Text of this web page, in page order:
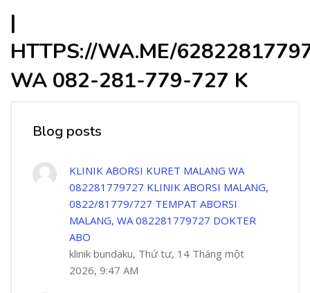
|
HTTPS://WA.ME/
WA 082-281-779-727 K
Blog posts
KLINIK ABORSI KURET MALANG WA
082281779727 KLINIK ABORSI MALANG,
0822/81779/727 TEMPAT ABORSI
MALANG, WA 082281779727 DOKTER
ABO
klinik bundaku, Thứ tư, 14 Tháng một
2026, 9:47 AM